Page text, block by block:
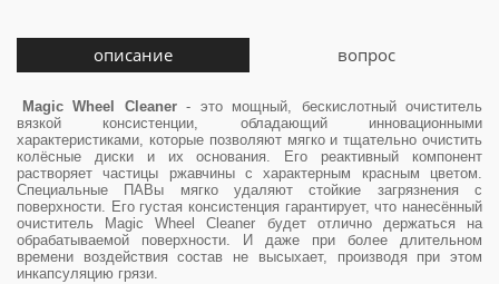
описание вопрос
Magic Wheel Cleaner- это мощный, бескислотный очиститель
вязкой консистенции, обладающий инновационными
характеристиками, которые позволяют мягко и тщательно очистить
колёсные диски и их основания. Его реактивный компонент
растворяет частицы ржавчины с характерным красным цветом.
Специальные ПАВы мягко удаляют стойкие загрязнения с
поверхности. Его густая консистенция гарантирует, что нанесённый
очиститель Magic Wheel Cleaner будет отлично держаться на
обрабатываемой поверхности. И даже при более длительном
времени воздействия состав не высыхает, производя при этом
инкапсуляцию грязи.